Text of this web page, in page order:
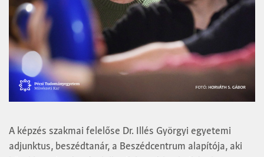
A képzés szakmai felelőse Dr. Illés Györgyi egyetemi
adjunktus, beszédtanár, a Beszédcentrum alapítója, aki